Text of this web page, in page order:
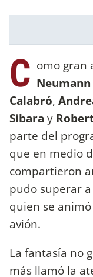
C omo gran
Neumann
Calabró,
Sibara y
parte del
que en medio
compartieron
pudo superar
quien se
avión.
La fantasía no
más llamó la